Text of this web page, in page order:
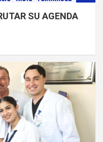
SU AGENDA